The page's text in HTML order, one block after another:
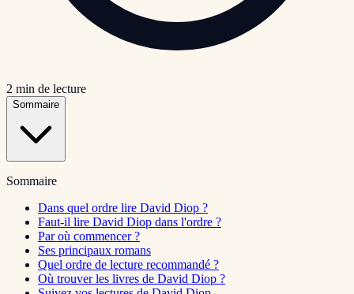
2 min de lecture
Sommaire
Sommaire
Dans quel ordre lire David Diop ?
Faut-il lire David Diop dans l'ordre ?
Par où commencer ?
Ses principaux romans
Quel ordre de lecture recommandé ?
Où trouver les livres de David Diop ?